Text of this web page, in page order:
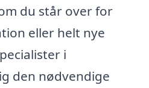
du står over for
eller helt nye
i
den nødvendige